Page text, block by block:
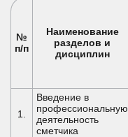
№
п/п
Наименование
разделов и
дисциплин
1.
Введение в
профессиональную
деятельность
сметчика